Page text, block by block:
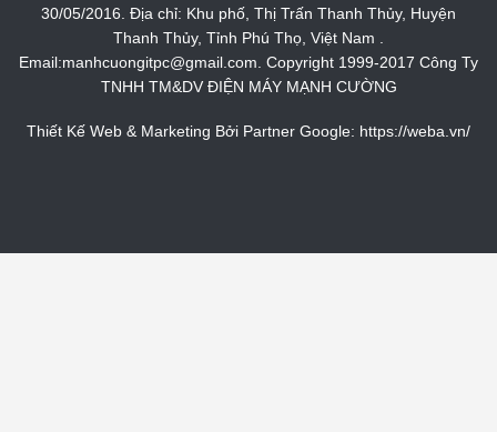
30/05/2016. Địa chỉ: Khu phố, Thị Trấn Thanh Thủy, Huyện
Thanh Thủy, Tỉnh Phú Thọ, Việt Nam .
Email:manhcuongitpc@gmail.com. Copyright 1999-2017 Công Ty
TNHH TM&DV ĐIỆN MÁY MẠNH CƯỜNG
Thiết Kế Web & Marketing Bởi Partner Google: https://weba.vn/